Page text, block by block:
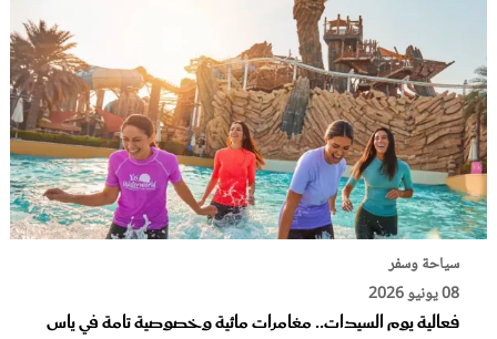
سياحة وسفر
08 يونيو 2026
فعالية يوم السيدات.. مغامرات مائية وخصوصية تامة في ياس